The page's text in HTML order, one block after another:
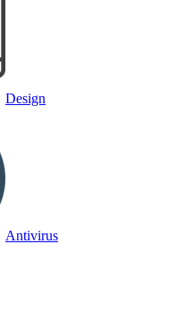
Design
Antivirus